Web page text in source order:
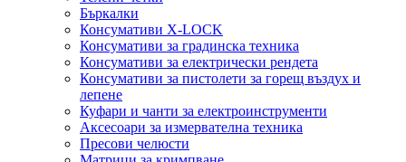
Бъркалки
Консумативи X-LOCK
Консумативи за градинска техника
Консумативи за електрически рендета
Консумативи за пистолети за горещ въздух и
лепене
Куфари и чанти за електроинструменти
Аксесоари за измервателна техника
Пресови челюсти